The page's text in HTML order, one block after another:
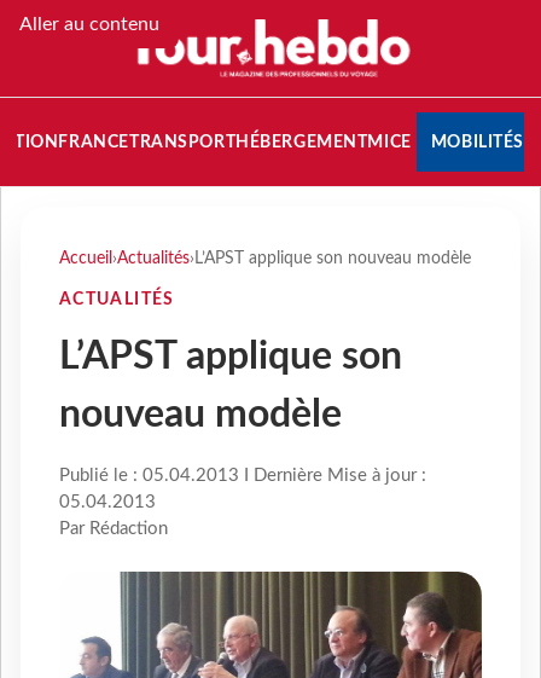
Aller au contenu
FRANCETRANSPORT HÉBERGEMENTMICE MOBILITÉS
Accueil ›Actualités› L’APST applique son nouveau modèle
ACTUALITÉS
L’APST applique son
nouveau modèle
Publié le : 05.04.2013 I Dernière Mise à jour :
05.04.2013
Par Rédaction